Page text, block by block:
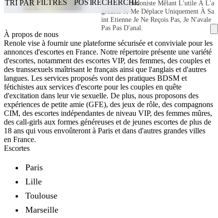
Véritable Hédoniste Mêlant L'utile À L'a
Gréable Je Me Déplace Uniquement À Sa
Int Etienne Je Ne Reçois Pas, Je N'avale
Pas Pas D'anal,
TRI PAR FILTRES POSTRECHERCHE
Sexe
Femme
Ville
Villefranche-sur-Saône
Nationalité
Orientation
Couleur de cheveux
Incall
Outcall
18 — 64
À propos de nous
Renole vise à fournir une plateforme sécurisée et conviviale pour les
annonces d'escortes en France. Notre répertoire présente une variété
d'escortes, notamment des escortes VIP, des femmes, des couples et
des transsexuels maîtrisant le français ainsi que l'anglais et d'autres
langues. Les services proposés vont des pratiques BDSM et
fétichistes aux services d'escorte pour les couples en quête
d'excitation dans leur vie sexuelle. De plus, nous proposons des
expériences de petite amie (GFE), des jeux de rôle, des compagnons
CIM, des escortes indépendantes de niveau VIP, des femmes mûres,
des call-girls aux formes généreuses et de jeunes escortes de plus de
18 ans qui vous envoûteront à Paris et dans d'autres grandes villes
en France.
Escortes
Paris
Lille
Toulouse
Marseille